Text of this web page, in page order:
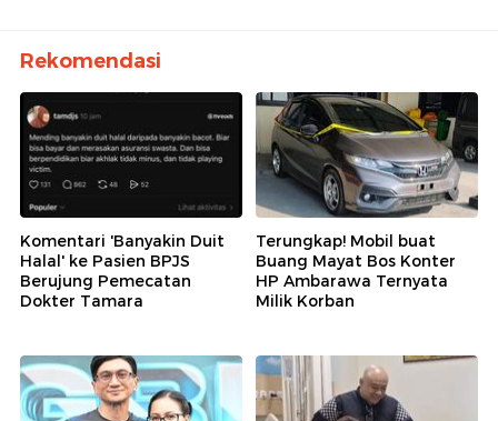
Rekomendasi
Komentari 'Banyakin Duit
Halal' ke Pasien BPJS
Berujung Pemecatan
Dokter Tamara
Terungkap! Mobil buat
Buang Mayat Bos Konter
HP Ambarawa Ternyata
Milik Korban